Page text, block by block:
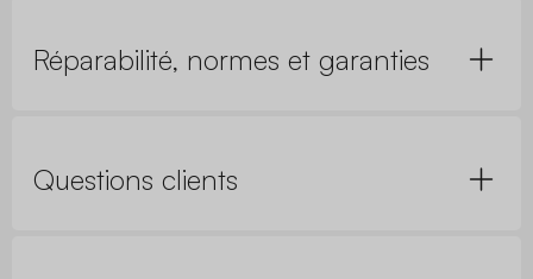
Réparabilité, normes et garanties
Questions clients